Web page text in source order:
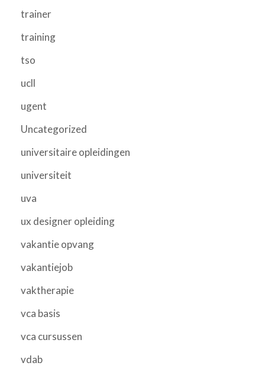
trainer
training
tso
ucll
ugent
Uncategorized
universitaire opleidingen
universiteit
uva
ux designer opleiding
vakantie opvang
vakantiejob
vaktherapie
vca basis
vca cursussen
vdab